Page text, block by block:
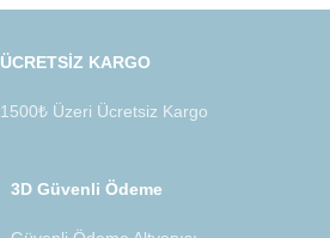
ÜCRETSİZ KARGO
1500₺ Üzeri Ücretsiz Kargo
3D Güvenli Ödeme